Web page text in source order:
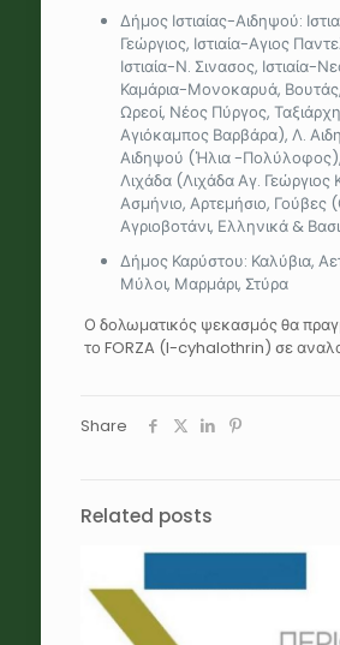
Δήμος Ιστιαίας-Αιδηψού:
Γεώργιος, Ιστιαία-Αγιος
Ιστιαία-Ν. Σινασος, Ιστιαία-
Καμάρια-Μονοκαρυά,
Ωρεοί, Νέος Πύργος,
Αγιόκαμπος Βαρβάρα), Λ.
Αιδηψού (Ήλια -Πολύλοφος),
Λιχάδα (Λιχάδα Αγ. Γεώργιος
Ασμήνιο, Αρτεμήσιο, Γούβες
Αγριοβοτάνι, Ελληνικά &
Δήμος Καρύστου: Καλύβια,
Μύλοι, Μαρμάρι, Στύρα
Ο δολωματικός ψεκασμός θα
το FORZA (l-cyhalothrin) σε
Share
Related posts